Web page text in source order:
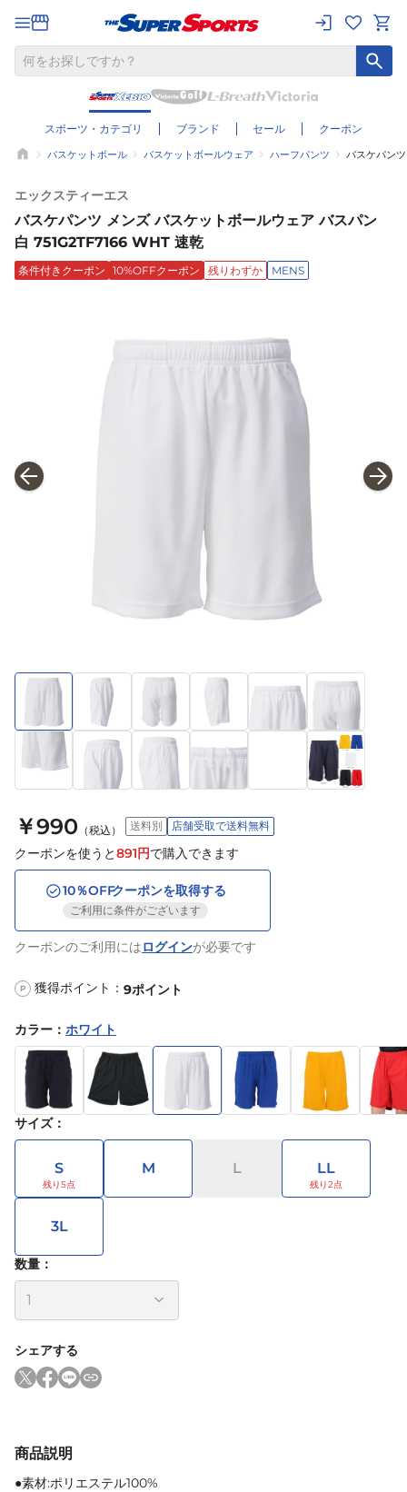
スポーツ・カテゴリ ブランド セール クーポン
バスケットボール バスケットボールウェア ハーフパンツ バスケパン
エックスティーエス
バスケパンツ メンズ バスケットボールウェア バスパン
白 751G2TF7166 WHT 速乾
条件付きクーポン 10%OFFクーポン 残りわずか MENS
￥990 （税込） 送料別 店舗受取で送料無料
クーポンを使うと891円で購入できます
10％OFFクーポンを取得する
ご利用に条件がございます
クーポンのご利用にはログインが必要です
P 獲得ポイント： 9ポイント
カラー ： ホワイト
サイズ：
S M L LL
3L
数量：
シェアする
商品説明
●素材:ポリエステル100%